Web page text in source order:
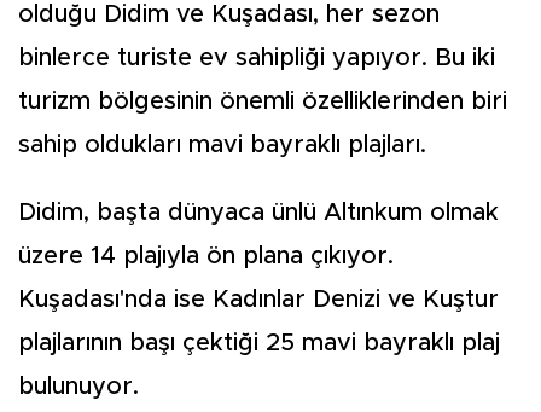
olduğu Didim ve Kuşadası, her sezon
binlerce turiste ev sahipliği yapıyor. Bu iki
turizm bölgesinin önemli özelliklerinden biri
sahip oldukları mavi bayraklı plajları.
Didim, başta dünyaca ünlü Altınkum olmak
üzere 14 plajıyla ön plana çıkıyor.
Kuşadası'nda ise Kadınlar Denizi ve Kuştur
plajlarının başı çektiği 25 mavi bayraklı plaj
bulunuyor.